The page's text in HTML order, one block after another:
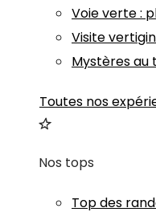
Voie verte :
Visite
Mystères au
Toutes nos
Nos tops
Top des